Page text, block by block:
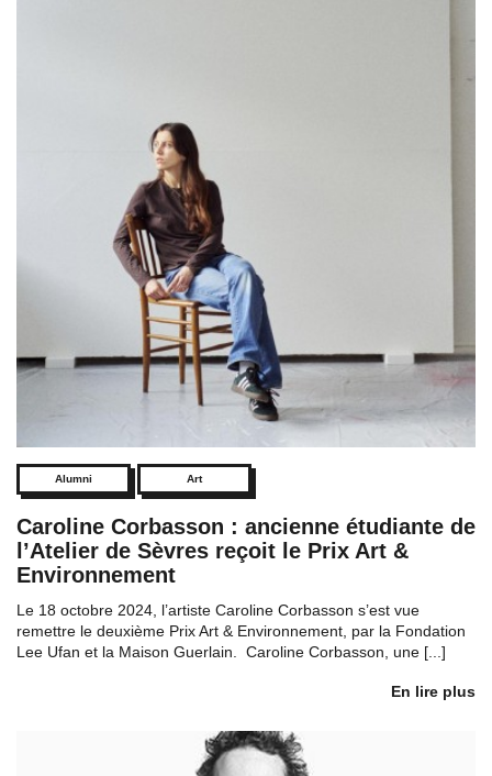
Alumni Art
Caroline Corbasson : ancienne étudiante de
l’Atelier de Sèvres reçoit le Prix Art &
Environnement
Le 18 octobre 2024, l’artiste Caroline Corbasson s’est vue
remettre le deuxième Prix Art & Environnement, par la Fondation
Lee Ufan et la Maison Guerlain. Caroline Corbasson, une [...]
En lire plus